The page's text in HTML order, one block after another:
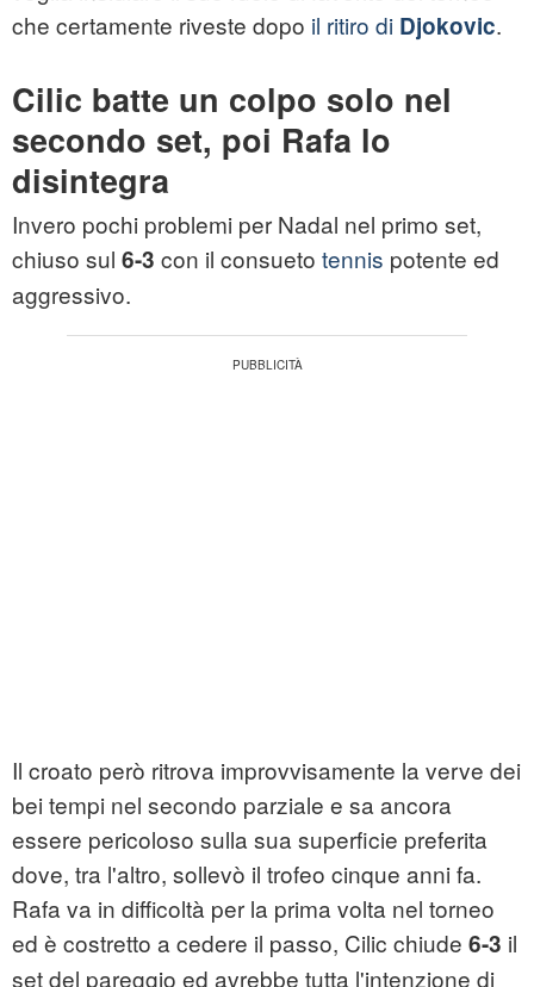
che certamente riveste dopo il ritiro di Djokovic.
Cilic batte un colpo solo nel
secondo set, poi Rafa lo
disintegra
Invero pochi problemi per Nadal nel primo set,
chiuso sul 6-3 con il consueto tennis potente ed
aggressivo.
Il croato però ritrova improvvisamente la verve dei
bei tempi nel secondo parziale e sa ancora
essere pericoloso sulla sua superficie preferita
dove, tra l'altro, sollevò il trofeo cinque anni fa.
Rafa va in difficoltà per la prima volta nel torneo
ed è costretto a cedere il passo, Cilic chiude 6-3 il
set del pareggio ed avrebbe tutta l'intenzione di